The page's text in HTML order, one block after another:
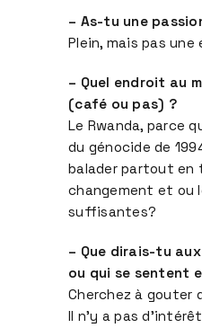
– As-tu une
Plein, mais pas
– Quel endroit au
(café ou pas) ?
Le Rwanda, parce
du génocide de
balader partout en
changement et ou
suffisantes?
– Que dirais-tu
ou qui se sentent
Cherchez à gouter
Il n’y a pas